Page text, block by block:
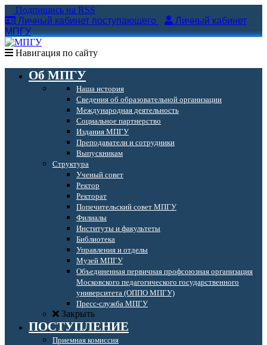
Подпишись на RSS
Личный кабинет поступающего
Личный кабинет
МПГУ
Навигация по сайту
Об МПГУ
Наша история
Сведения об образовательной организации
Международная деятельность
Социальное партнерство
Издания МПГУ
Преподаватели и сотрудники
Выпускникам
Структура
Ученый совет
Ректор
Ректорат
Попечительский совет МПГУ
Филиалы
Институты и факультеты
Библиотека
Управления и отделы
Музей МПГУ
Объединенная первичная профсоюзная организация
Московского педагогического государственного
университета (ОППО МПГУ)
Пресс-служба МПГУ
Закрыть
ПОСТУПЛЕНИЕ
Приемная комиссия